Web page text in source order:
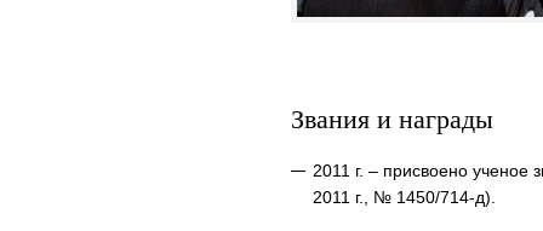
Звания и награды
2011 г. – присвоено
2011 г., № 1450/714-д).